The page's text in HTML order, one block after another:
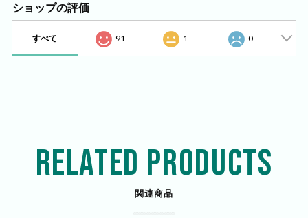
ショップの評価
すべて 91 1 0
RELATED PRODUCTS
関連商品